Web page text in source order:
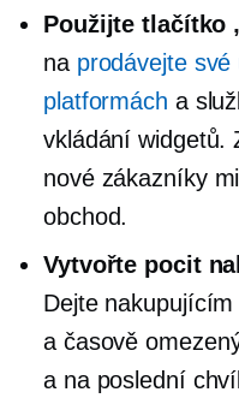
Použijte tlačítko
na prodávejte
platformách a
vkládání widgetů.
nové zákazníky
obchod.
Vytvořte pocit
Dejte
a časově
a na poslední